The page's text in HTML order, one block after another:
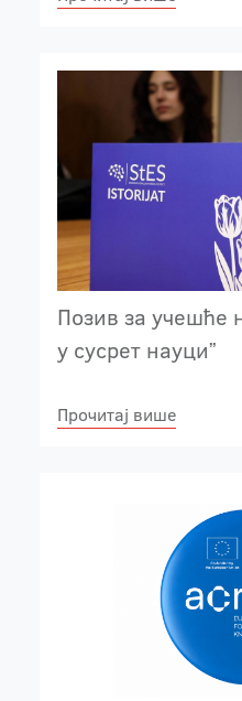
Позив за учешће
у сусрет науциˮ
Прочитај више